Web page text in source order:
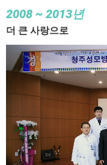
2008 ~ 2013년
더 큰 사랑으로